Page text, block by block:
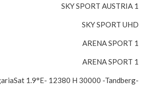
SKY SPORT AUSTRIA 1
SKY SPORT UHD
ARENA SPORT 1
ARENA SPORT 1
-BulgariaSat 1.9°E- 12380 H 30000 -Tandberg